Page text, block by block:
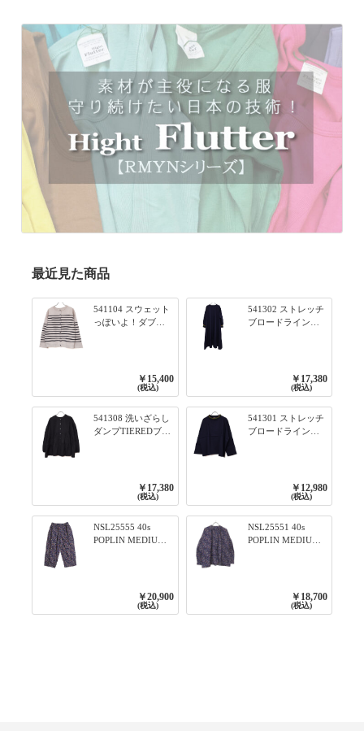
最近見た商品
541104 スウェット
っぽいよ！ダブル
プルオーバー 101オ
フベージュ×ネイビ
￥15,400
(税込)
541302 ストレッチ
ブロードライン入
ワンピース 79ネイ
￥17,380
(税込)
541308 洗いざらし
ダンプTIEREDブシ
￥17,380
(税込)
541301 ストレッチ
ブロードライン入
リブプルオーバー
79ネイビー
￥12,980
(税込)
NSL25555 40s
POPLIN MEDIUM
￥20,900
(税込)
NSL25551 40s
POPLIN MEDIUM
3800NAVY BASE
￥18,700
(税込)